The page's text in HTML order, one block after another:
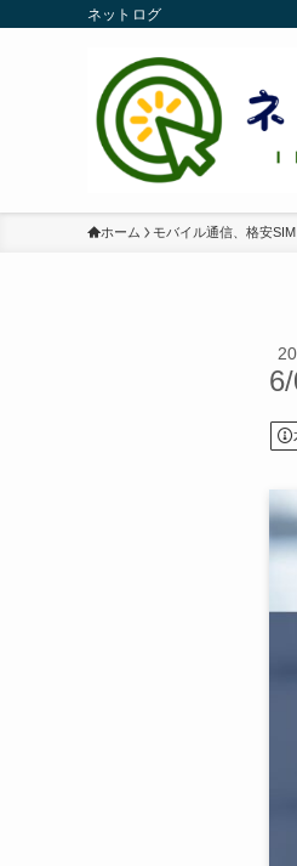
ネットログ
ホーム モバイル通信、格安SIM